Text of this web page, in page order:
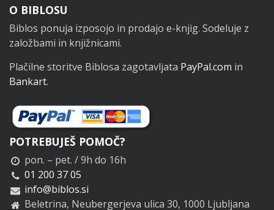
Noga
O BIBLOSU
Biblos ponuja izposojo in prodajo e-knjig. Sodeluje z
založbami in knjižnicami.
Plačilne storitve Biblosa zagotavljata PayPal.com in
Bankart.
POTREBUJEŠ POMOČ?
pon. – pet. / 9h do 16h
01 200 37 05
info@biblos.si
Beletrina, Neubergerjeva ulica 30, 1000 Ljubljana